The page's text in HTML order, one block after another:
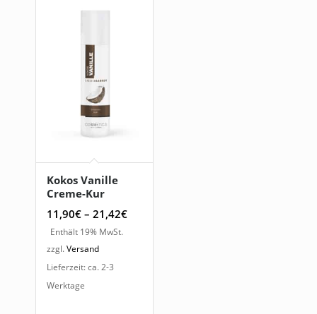
Kokos Vanille
Creme-Kur
11,90€ – 21,42€Preisspanne:
Enthält 19% MwSt.
zzgl.Versand
Lieferzeit: ca. 2-3
Werktage